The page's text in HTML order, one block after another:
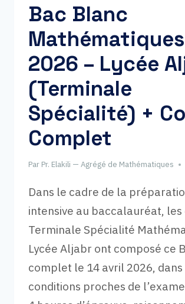
CORRIGÉ
DÉTAILLÉ)
–
PRÉPARATION
BAC
Bac Blanc
Mathématiques
2026 – Lycée
(Terminale
Spécialité) +
Complet
Par Pr. Elakili — Agrégé de Mathématiques
Dans le cadre de la
intensive au baccalauréat, les
Terminale Spécialité
Lycée Aljabr ont composé ce
complet le 14 avril 2026, dans
conditions proches de